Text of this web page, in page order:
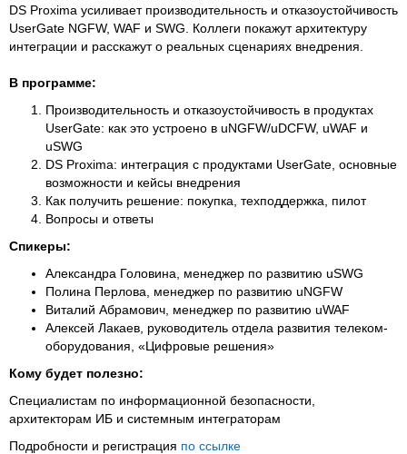
DS Proxima усиливает производительность и отказоустойчивость
UserGate NGFW, WAF и SWG. Коллеги покажут архитектуру
интеграции и расскажут о реальных сценариях внедрения.
В программе:
Производительность и отказоустойчивость в продуктах
UserGate: как это устроено в uNGFW/uDCFW, uWAF и
uSWG
DS Proxima: интеграция с продуктами UserGate, основные
возможности и кейсы внедрения
Как получить решение: покупка, техподдержка, пилот
Вопросы и ответы
Спикеры:
Александра Головина, менеджер по развитию uSWG
Полина Перлова, менеджер по развитию uNGFW
Виталий Абрамович, менеджер по развитию uWAF
Алексей Лакаев, руководитель отдела развития телеком-
оборудования, «Цифровые решения»
Кому будет полезно:
Специалистам по информационной безопасности,
архитекторам ИБ и системным интеграторам
Подробности и регистрация по ссылке